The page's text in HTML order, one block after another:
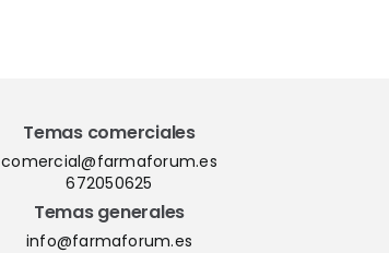
Temas comerciales
comercial@farmaforum.es
672050625
Temas generales
info@farmaforum.es